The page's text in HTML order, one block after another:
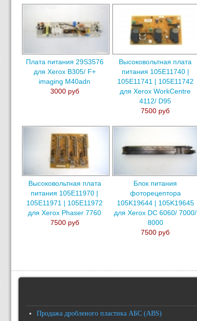
Плата питания 29S3576
для Xerox B305/ F+
imaging M40adn
3000 руб
Высоковольтная плата
питания 105E11740 |
105E11741 | 105E11742
для Xerox WorkCentre
4112/ D95
7500 руб
Высоковольтная плата
питания 105E11970 |
105E11971 | 105E11972
для Xerox Phaser 7760
7500 руб
Блок питания
фоторецептора
105K19644 | 105K19645
для Xerox DC 6060/ 7000/
8000
7500 руб
Продажа дробленого пластика АБС (ABS)